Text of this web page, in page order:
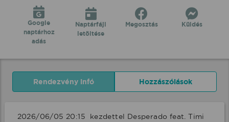
Google
naptárhoz
adás
Naptárfájl
letöltése
Megosztás Küldés
Rendezvény infó Hozzászólások
2026/06/05 20:15  kezdettel Desperado feat. Timi